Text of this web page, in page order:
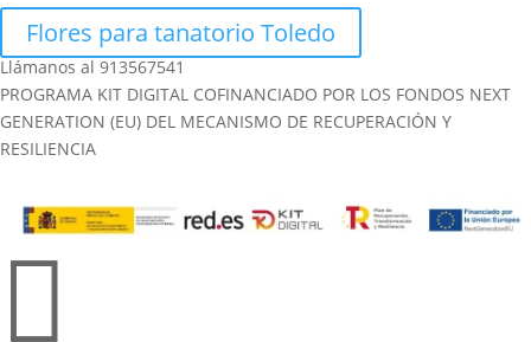
Flores para tanatorio Toledo
Llámanos al 913567541
PROGRAMA KIT DIGITAL COFINANCIADO POR LOS FONDOS NEXT
GENERATION (EU) DEL MECANISMO DE RECUPERACIÓN Y
RESILIENCIA
